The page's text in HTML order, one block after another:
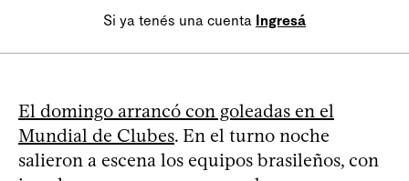
Si ya tenés una cuenta Ingresá
El domingo arrancó con goleadas en el
Mundial de Clubes. En el turno noche
salieron a escena los equipos brasileños, con